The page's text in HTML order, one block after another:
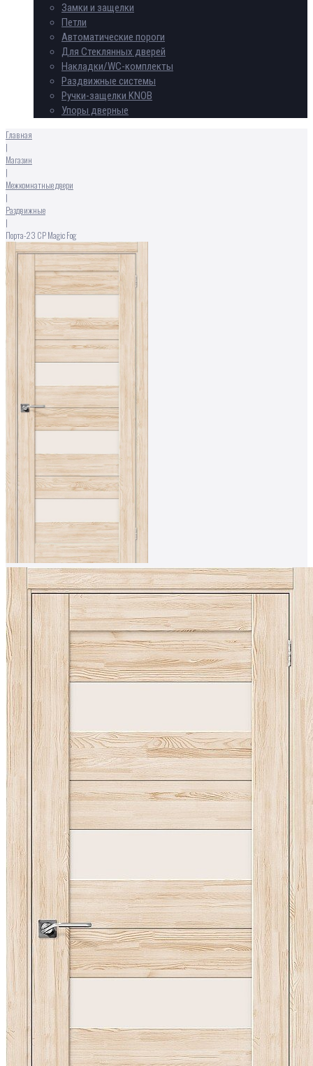
Замки и защелки
Петли
Автоматические пороги
Для Стеклянных дверей
Накладки/WC-комплекты
Раздвижные системы
Ручки-защелки KNOB
Упоры дверные
Главная
|
Магазин
|
Межкомнатные двери
|
Раздвижные
|
Порта-23 CP Magic Fog